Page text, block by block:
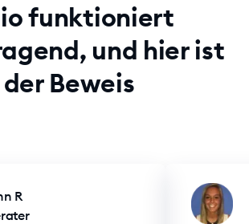
funktioniert
und hier ist
der Beweis
R